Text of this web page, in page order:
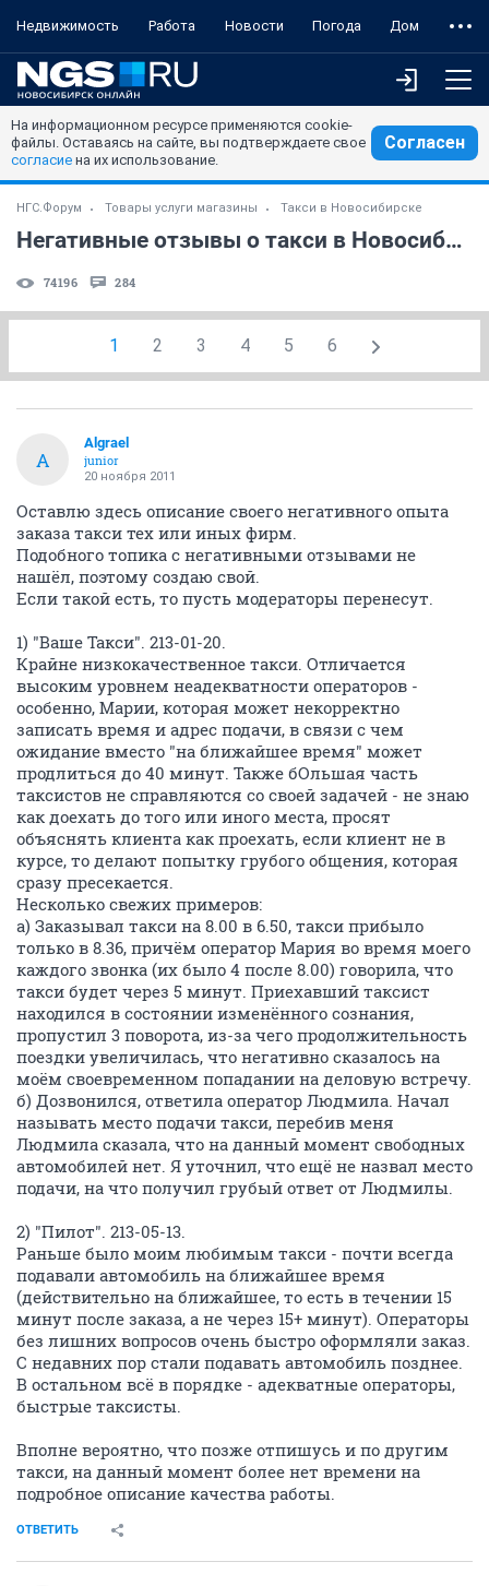
Недвижимость Работа Новости Погода Дом
На информационном ресурсе применяются cookie-
файлы. Оставаясь на сайте, вы подтверждаете свое
согласие на их использование.
Согласен
НГС.Форум Товары услуги магазины Такси в Новосибирске
Негативные отзывы о такси в Новосибирске.
74196 284
1 2 3 4 5 6
A
Algrael
junior
20 ноября 2011
Оставлю здесь описание своего негативного опыта
заказа такси тех или иных фирм.
Подобного топика с негативными отзывами не
нашёл, поэтому создаю свой.
Если такой есть, то пусть модераторы перенесут.
1) "Ваше Такси". 213-01-20.
Крайне низкокачественное такси. Отличается
высоким уровнем неадекватности операторов -
особенно, Марии, которая может некорректно
записать время и адрес подачи, в связи с чем
ожидание вместо "на ближайшее время" может
продлиться до 40 минут. Также бОльшая часть
таксистов не справляются со своей задачей - не знаю
как доехать до того или иного места, просят
объяснять клиента как проехать, если клиент не в
курсе, то делают попытку грубого общения, которая
сразу пресекается.
Несколько свежих примеров:
а) Заказывал такси на 8.00 в 6.50, такси прибыло
только в 8.36, причём оператор Мария во время моего
каждого звонка (их было 4 после 8.00) говорила, что
такси будет через 5 минут. Приехавший таксист
находился в состоянии изменённого сознания,
пропустил 3 поворота, из-за чего продолжительность
поездки увеличилась, что негативно сказалось на
моём своевременном попадании на деловую встречу.
б) Дозвонился, ответила оператор Людмила. Начал
называть место подачи такси, перебив меня
Людмила сказала, что на данный момент свободных
автомобилей нет. Я уточнил, что ещё не назвал место
подачи, на что получил грубый ответ от Людмилы.
2) "Пилот". 213-05-13.
Раньше было моим любимым такси - почти всегда
подавали автомобиль на ближайшее время
(действительно на ближайшее, то есть в течении 15
минут после заказа, а не через 15+ минут). Операторы
без лишних вопросов очень быстро оформляли заказ.
С недавних пор стали подавать автомобиль позднее.
В остальном всё в порядке - адекватные операторы,
быстрые таксисты.
Вполне вероятно, что позже отпишусь и по другим
такси, на данный момент более нет времени на
подробное описание качества работы.
ОТВЕТИТЬ